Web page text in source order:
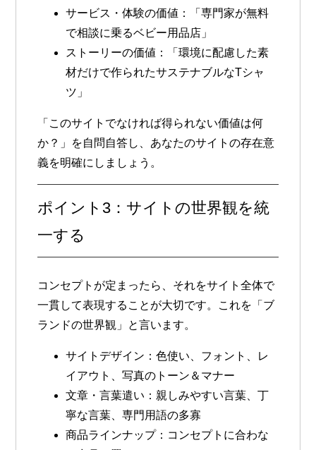
サービス・体験の価値 ：「専門家が無料
で相談に乗るベビー用品店」
ストーリーの価値 ：「環境に配慮した素
材だけで作られたサステナブルなTシャ
ツ」
「このサイトでなければ得られない価値は何
か？」を自問自答し、あなたのサイトの存在意
義を明確にしましょう。
ポイント3：サイトの世界観を統
一する
コンセプトが定まったら、それをサイト全体で
一貫して表現することが大切です。これを「ブ
ランドの世界観」と言います。
サイトデザイン ：色使い、フォント、レ
イアウト、写真のトーン＆マナー
文章・言葉遣い ：親しみやすい言葉、丁
寧な言葉、専門用語の多寡
商品ラインナップ：コンセプトに合わな